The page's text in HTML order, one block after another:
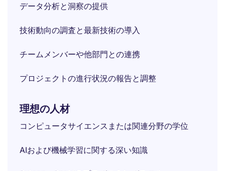
データ分析と洞察の提供
技術動向の調査と最新技術の導入
チームメンバーや他部門との連携
プロジェクトの進行状況の報告と調整
理想の人材
コンピュータサイエンスまたは関連分野の学位
AIおよび機械学習に関する深い知識